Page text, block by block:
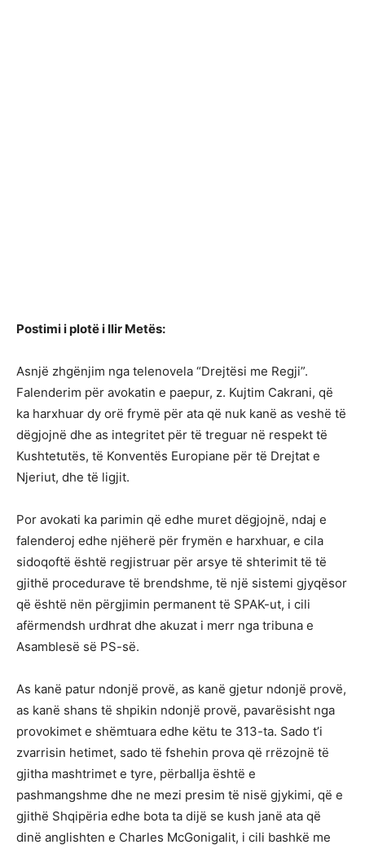
Postimi i plotë i Ilir Metës:
Asnjë zhgënjim nga telenovela “Drejtësi me Regji”.
Falenderim për avokatin e paepur, z. Kujtim Cakrani, që
ka harxhuar dy orë frymë për ata që nuk kanë as veshë të
dëgjojnë dhe as integritet për të treguar në respekt të
Kushtetutës, të Konventës Europiane për të Drejtat e
Njeriut, dhe të ligjit.
Por avokati ka parimin që edhe muret dëgjojnë, ndaj e
falenderoj edhe njëherë për frymën e harxhuar, e cila
sidoqoftë është regjistruar për arsye të shterimit të të
gjithë procedurave të brendshme, të një sistemi gjyqësor
që është nën përgjimin permanent të SPAK-ut, i cili
afërmendsh urdhrat dhe akuzat i merr nga tribuna e
Asamblesë së PS-së.
As kanë patur ndonjë provë, as kanë gjetur ndonjë provë,
as kanë shans të shpikin ndonjë provë, pavarësisht nga
provokimet e shëmtuara edhe këtu te 313-ta. Sado t’i
zvarrisin hetimet, sado të fshehin prova që rrëzojnë të
gjitha mashtrimet e tyre, përballja është e
pashmangshme dhe ne mezi presim të nisë gjykimi, që e
gjithë Shqipëria edhe bota ta dijë se kush janë ata që
dinë anglishten e Charles McGonigalit, i cili bashkë me